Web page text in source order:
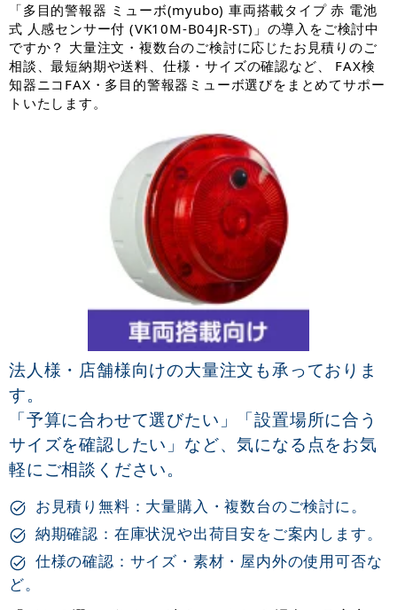
「多目的警報器 ミューボ(myubo) 車両搭載タイプ 赤 電池
式 人感センサー付 (VK10M-B04JR-ST)」の導入をご検討中
ですか？ 大量注文・複数台のご検討に応じたお見積りのご
相談、最短納期や送料、仕様・サイズの確認など、 FAX検
知器ニコFAX・多目的警報器ミューボ選びをまとめてサポー
トいたします。
法人様・店舗様向けの大量注文も承っておりま
す。
「予算に合わせて選びたい」「設置場所に合う
サイズを確認したい」など、気になる点をお気
軽にご相談ください。
お見積り無料：大量購入・複数台のご検討に。
納期確認：在庫状況や出荷目安をご案内します。
仕様の確認：サイズ・素材・屋内外の使用可否な
ど。